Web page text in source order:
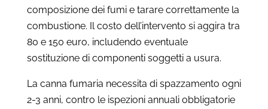
composizione dei fumi e tarare correttamente la
combustione. Il costo dell’intervento si aggira tra
80 e 150 euro, includendo eventuale
sostituzione di componenti soggetti a usura.
La canna fumaria necessita di spazzamento ogni
2-3 anni, contro le ispezioni annuali obbligatorie